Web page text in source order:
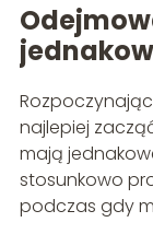
najlepiej
mają
stosunkowo
podczas gdy